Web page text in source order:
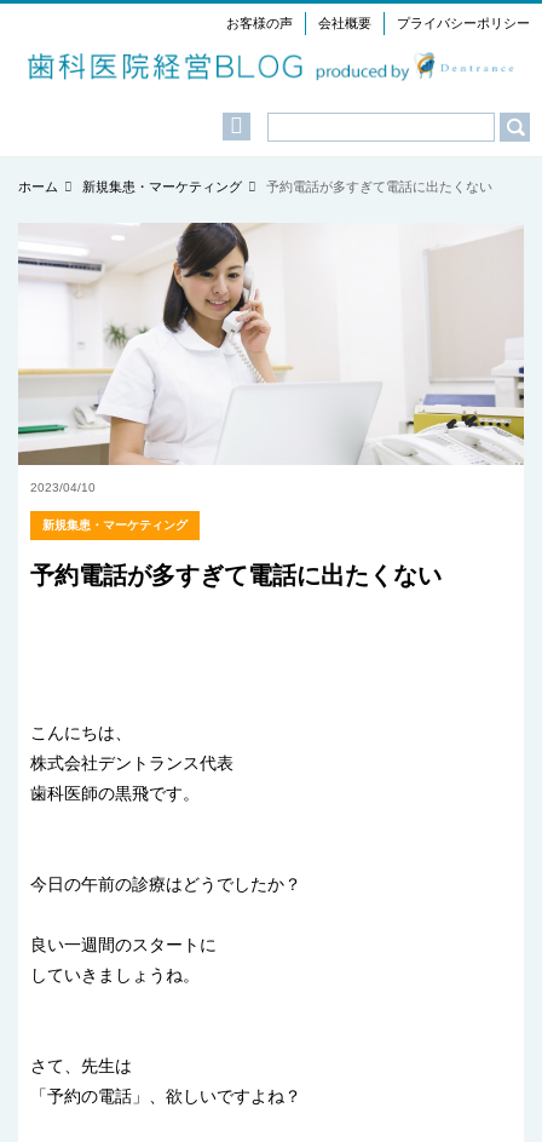
お客様の声 会社概要 プライバシーポリシー
ホーム 新規集患・マーケティング 予約電話が多すぎて電話に出たくない
2023/04/10
新規集患・マーケティング
予約電話が多すぎて電話に出たくない
こんにちは、
株式会社デントランス代表
歯科医師の黒飛です。
今日の午前の診療はどうでしたか？
良い一週間のスタートに
していきましょうね。
さて、先生は
「予約の電話」、欲しいですよね？